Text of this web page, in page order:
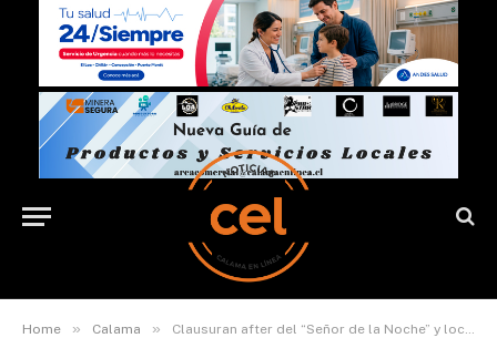
Home » Calama » Clausuran after del “Señor de la Noche” y local “Vilma Vilmita”